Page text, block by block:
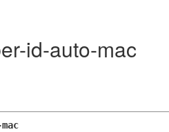
id-auto-mac